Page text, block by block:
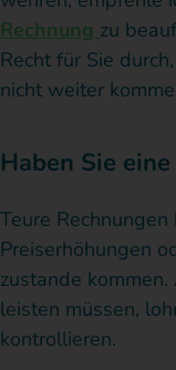
Rechnung zu
Recht für Sie
nicht weiter
Haben Sie
Teure
Preiserhöhungen
zustande
leisten müssen,
kontrollieren.